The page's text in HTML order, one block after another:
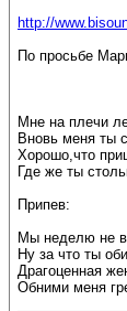
http://
По просьбе
Мне на плечи
Вновь меня ты
Хорошо,что
Где же ты
Припев:
Мы неделю не
Ну за что ты
Драгоценная
Обними меня